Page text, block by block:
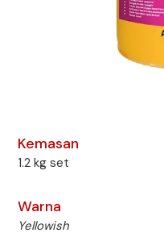
Kemasan
1.2 kg set
Warna
Yellowish